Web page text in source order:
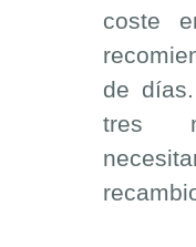
coste
de
tres